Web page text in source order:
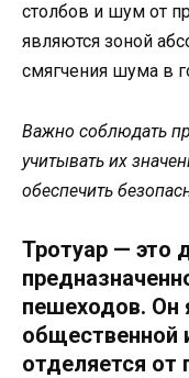
столбов и шум от
являются зоной
смягчения шума в
Важно соблюдать
учитывать их
обеспечить
Тротуар — это
пешеходов. Он
общественной
отделяется от